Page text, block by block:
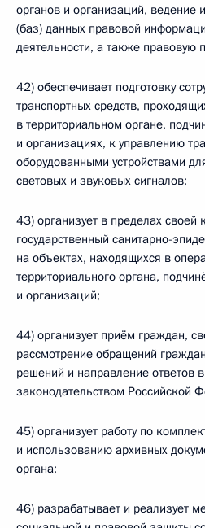
органов и организаций,
(баз) данных правовой
деятельности, а также правовую
42) обеспечивает подготовку
транспортных средств,
в территориальном органе,
и организациях, к управлению
оборудованными устройствами
световых и звуковых сигналов;
43) организует в пределах своей
государственный санитарно-
на объектах, находящихся в
территориального органа,
и организаций;
44) организует приём граждан,
рассмотрение обращений
решений и направление ответов
законодательством Российской
45) организует работу по
и использованию архивных
органа;
46) разрабатывает и реализует